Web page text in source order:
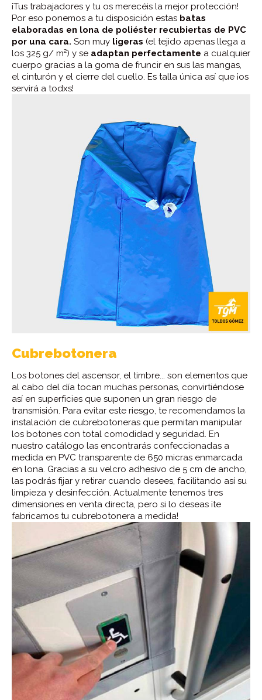
¡Tus trabajadores y tu os merecéis la mejor protección!
Por eso ponemos a tu disposición estas batas
elaboradas en lona de poliéster recubiertas de PVC
por una cara. Son muy ligeras (el tejido apenas llega a
los 325 g/ m²) y se adaptan perfectamente a cualquier
cuerpo gracias a la goma de fruncir en sus las mangas,
el cinturón y el cierre del cuello. Es talla única así que ¡os
servirá a todxs!
Cubrebotonera
Los botones del ascensor, el timbre... son elementos que
al cabo del día tocan muchas personas, convirtiéndose
así en superficies que suponen un gran riesgo de
transmisión. Para evitar este riesgo, te recomendamos la
instalación de cubrebotoneras que permitan manipular
los botones con total comodidad y seguridad. En
nuestro catálogo las encontrarás confeccionadas a
medida en PVC transparente de 650 micras enmarcada
en lona. Gracias a su velcro adhesivo de 5 cm de ancho,
las podrás fijar y retirar cuando desees, facilitando así su
limpieza y desinfección. Actualmente tenemos tres
dimensiones en venta directa, pero si lo deseas ¡te
fabricamos tu cubrebotonera a medida!